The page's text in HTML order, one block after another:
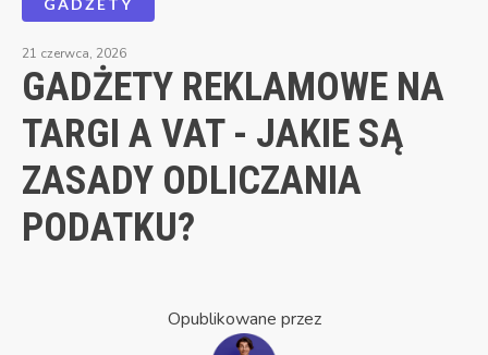
21 czerwca, 2026
GADŻETY REKLAMOWE NA
TARGI A VAT - JAKIE SĄ
ZASADY ODLICZANIA
PODATKU?
Opublikowane przez